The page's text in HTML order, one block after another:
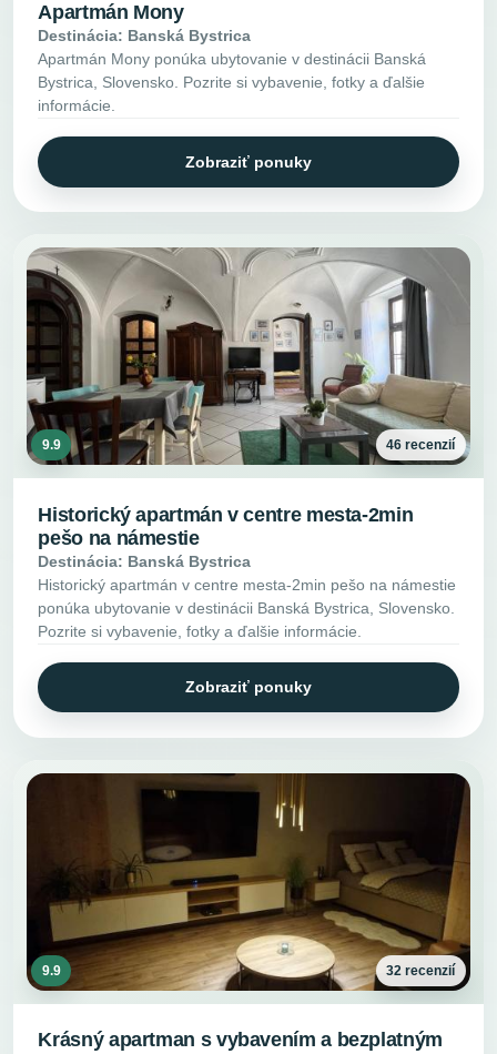
Apartmán Mony
Destinácia: Banská Bystrica
Apartmán Mony ponúka ubytovanie v destinácii Banská
Bystrica, Slovensko. Pozrite si vybavenie, fotky a ďalšie
informácie.
Zobraziť ponuky
9.9 46 recenzií
Historický apartmán v centre mesta-2min
pešo na námestie
Destinácia: Banská Bystrica
Historický apartmán v centre mesta-2min pešo na námestie
ponúka ubytovanie v destinácii Banská Bystrica, Slovensko.
Pozrite si vybavenie, fotky a ďalšie informácie.
Zobraziť ponuky
9.9 32 recenzií
Krásný apartman s vybavením a bezplatným